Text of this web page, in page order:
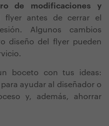
de modificaciones y
flyer antes de cerrar el
Algunos cambios
diseño del flyer pueden
boceto con tus ideas:
ayudar al diseñador o
y, además, ahorrar